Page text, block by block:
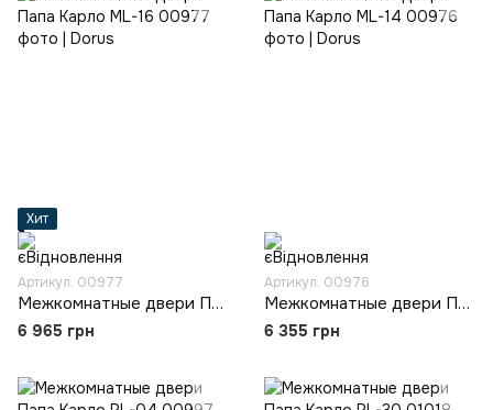
Хит
Артикул: 00977
Межкомнатные двери Папа Карло ML-16
6 965 грн
Артикул: 00976
Межкомнатные двери Папа Карло ML-14
6 355 грн